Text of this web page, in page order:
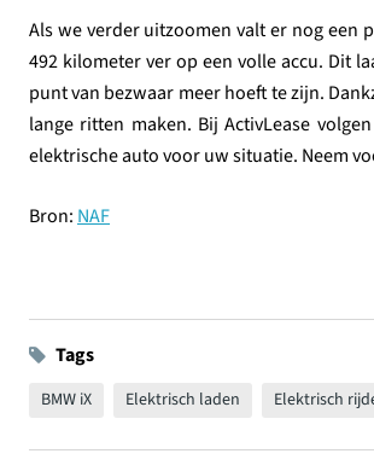
Als we verder uitzoomen valt er nog een
492 kilometer ver op een volle accu. Dit
punt van bezwaar meer hoeft te zijn.
lange ritten maken. Bij ActivLease
elektrische auto voor uw situatie. Neem
Bron: NAF
Tags
BMW iX Elektrisch laden Elektrisch